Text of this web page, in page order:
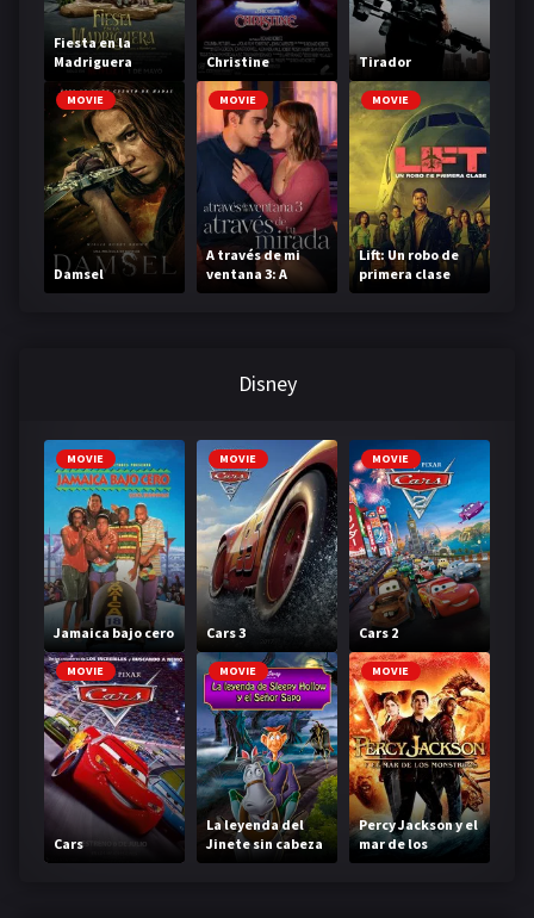
Fiesta en la
Madriguera
Christine Tirador
MOVIE
Damsel
MOVIE
A través de mi
ventana 3: A
través de tu
MOVIE
Lift: Un robo de
primera clase
Disney
MOVIE
Jamaica bajo cero
MOVIE
Cars 3
MOVIE
Cars 2
MOVIE
Cars
MOVIE
La leyenda del
Jinete sin cabeza
MOVIE
Percy Jackson y el
mar de los
monstruos